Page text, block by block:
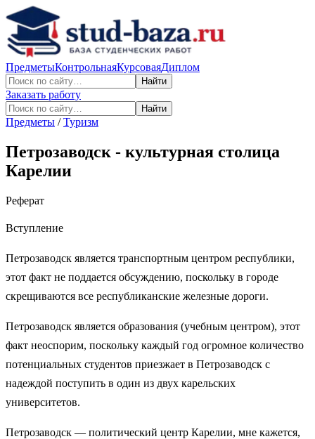
ПредметыКонтрольнаяКурсоваяДиплом
Найти
Заказать работу
Найти
Предметы /Туризм
Петрозаводск - культурная столица
Карелии
Реферат
Вступление
Петрозаводск является транспортным центром республики,
этот факт не поддается обсуждению, поскольку в городе
скрещиваются все республиканские железные дороги.
Петрозаводск является образования (учебным центром), этот
факт неоспорим, поскольку каждый год огромное количество
потенциальных студентов приезжает в Петрозаводск с
надеждой поступить в один из двух карельских
университетов.
Петрозаводск — политический центр Карелии, мне кажется,